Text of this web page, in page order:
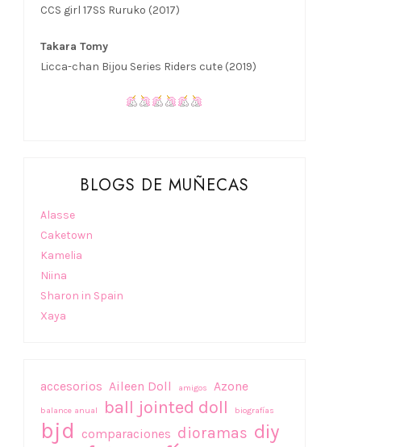
CCS girl 17SS Ruruko (2017)
Takara Tomy
Licca-chan Bijou Series Riders cute (2019)
BLOGS DE MUÑECAS
Alasse
Caketown
Kamelia
Niina
Sharon in Spain
Xaya
accesorios Aileen Doll amigos Azone
balance anual ball jointed doll biografías
bjd comparaciones dioramas diy